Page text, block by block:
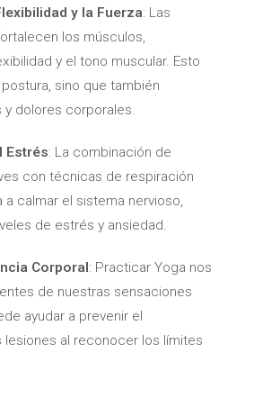
y la Fuerza: Las
los músculos,
y el tono muscular. Esto
sino que también
y dolores corporales.
Estrés: La combinación de
con técnicas de respiración
a calmar el sistema nervioso,
de estrés y ansiedad.
Corporal: Practicar Yoga nos
de nuestras sensaciones
ayudar a prevenir el
lesiones al reconocer los límites